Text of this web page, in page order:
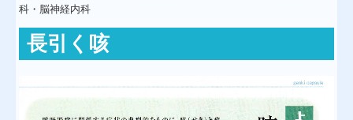
専門外来
科・脳神経内科
長引く咳